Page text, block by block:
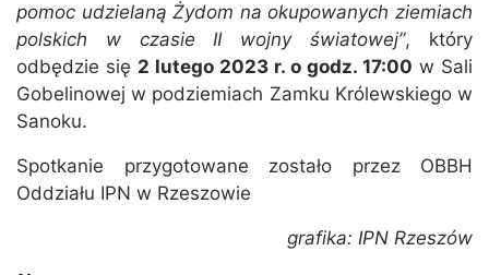
pomoc udzielaną Żydom na okupowanych ziemiach
polskich w czasie II wojny światowej”, który
odbędzie się 2 lutego 2023 r. o godz. 17:00 w Sali
Gobelinowej w podziemiach Zamku Królewskiego w
Sanoku.
Spotkanie przygotowane zostało przez OBBH
Oddziału IPN w Rzeszowie
grafika: IPN Rzeszów